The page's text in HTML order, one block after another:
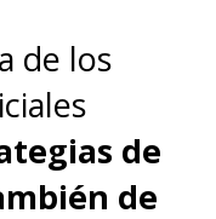
como
la historia
de los
de
de